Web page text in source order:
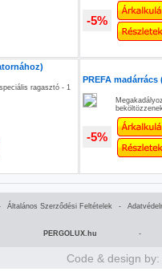
-5%
ragasztó - 1
PREFA
-5%
Általános Szerződési Feltételek -
PERGOLUX.hu -
Code & design by: